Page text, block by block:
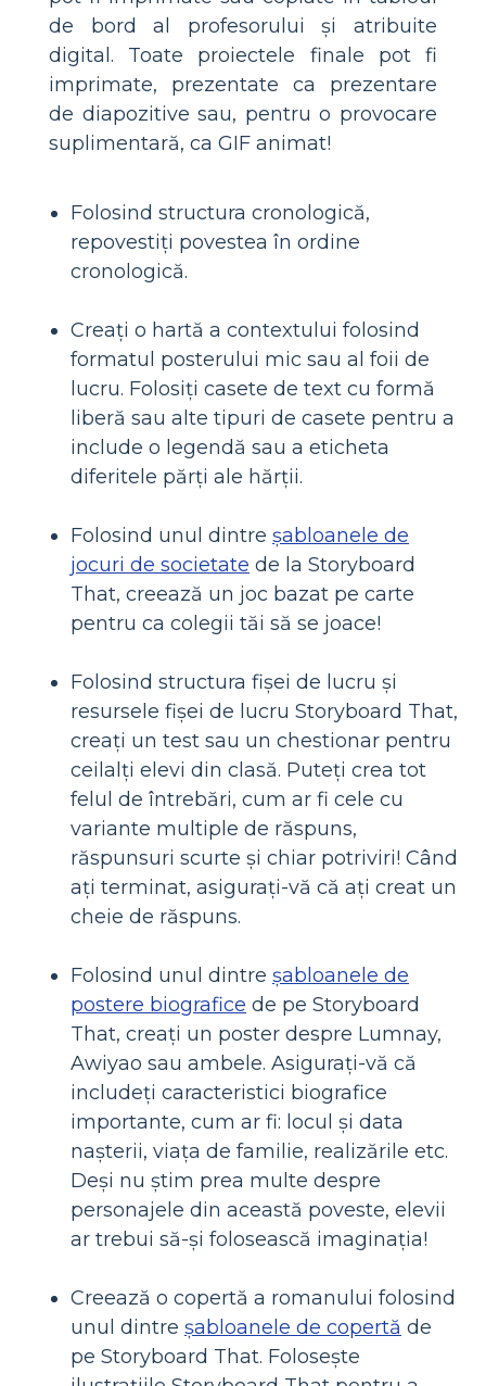
de bord al profesorului și atribuite
digital. Toate proiectele finale pot fi
imprimate, prezentate ca prezentare
de diapozitive sau, pentru o provocare
suplimentară, ca GIF animat!
Folosind structura cronologică,
repovestiți povestea în ordine
cronologică.
Creați o hartă a contextului folosind
formatul posterului mic sau al foii de
lucru. Folosiți casete de text cu formă
liberă sau alte tipuri de casete pentru a
include o legendă sau a eticheta
diferitele părți ale hărții.
Folosind unul dintre șabloanele de
jocuri de societate de la Storyboard
That, creează un joc bazat pe carte
pentru ca colegii tăi să se joace!
Folosind structura fișei de lucru și
resursele fișei de lucru Storyboard That,
creați un test sau un chestionar pentru
ceilalți elevi din clasă. Puteți crea tot
felul de întrebări, cum ar fi cele cu
variante multiple de răspuns,
răspunsuri scurte și chiar potriviri! Când
ați terminat, asigurați-vă că ați creat un
cheie de răspuns.
Folosind unul dintre șabloanele de
postere biografice de pe Storyboard
That, creați un poster despre Lumnay,
Awiyao sau ambele. Asigurați-vă că
includeți caracteristici biografice
importante, cum ar fi: locul și data
nașterii, viața de familie, realizările etc.
Deși nu știm prea multe despre
personajele din această poveste, elevii
ar trebui să-și folosească imaginația!
Creează o copertă a romanului folosind
unul dintre șabloanele de copertă de
pe Storyboard That. Folosește